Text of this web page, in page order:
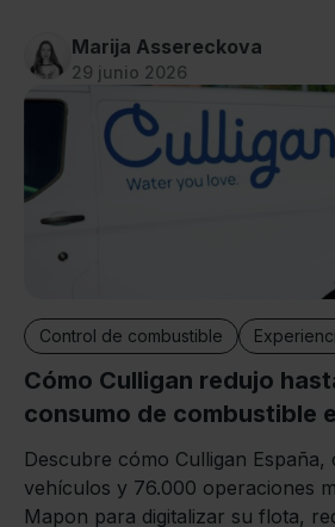
Marija Assereckova
29 junio 2026
Control de combustible
Cómo Culligan redujo
consumo de combustible
Descubre cómo Culligan España,
vehículos y 76.000 operaciones
Mapon para digitalizar su flota,